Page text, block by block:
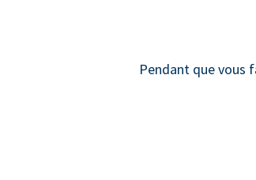
Pendant que vous